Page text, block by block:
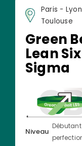
Paris -
Toulouse
Green
Lean Six
Sigma
Niveau